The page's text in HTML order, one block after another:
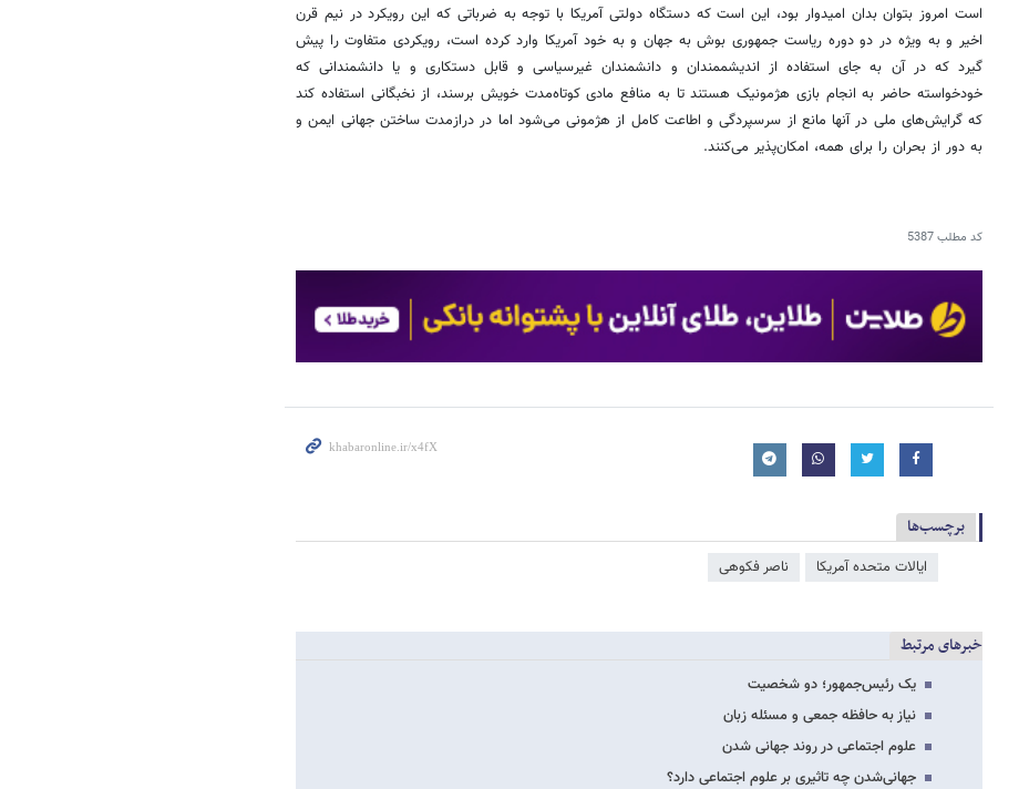
است امروز بتوان بدان امیدوار بود‌، این است که دستگاه دولتی آمریکا با توجه به ضرباتی که این رویکرد در نیم قرن
اخیر و به ویژه در دو دوره ریاست جمهوری بوش به جهان و به خود آمریکا وارد کرده است، رویکردی متفاوت را پیش
گیرد که در آن به جای استفاده از اندیشممندان و دانشمندان غیر‌سیاسی و قابل دستکاری و یا دانشمندانی که
خود‌خواسته حاضر به انجام بازی هژمونیک هستند تا به منافع مادی کوتاه‌مدت خویش برسند، از نخبگانی استفاده کند
که گرایش‌های ملی در آنها مانع از سرسپردگی و اطاعت کامل از هژمونی می‌شود اما در دراز‌مدت ساختن جهانی ایمن و
به دور از بحران را برای همه، امکان‌پذیر می‌کنند.
کد مطلب5387
برچسب‌ها
ایالات متحده آمریکا ناصر فکوهی
خبرهای مرتبط
یک رئیس‌جمهور؛ دو شخصیت
نیاز به حافظه جمعی و مسئله زبان
علوم اجتماعی در روند جهانی شدن
جهانی‌شدن چه تاثیری بر علوم اجتماعی دارد؟